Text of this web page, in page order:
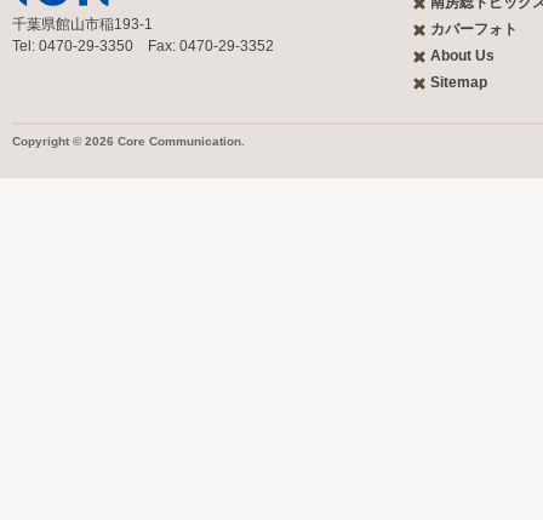
千葉県館山市稲193-1
Tel: 0470-29-3350 Fax: 0470-29-3352
カバーフォト
About Us
Sitemap
Copyright © 2026 Core Communication.